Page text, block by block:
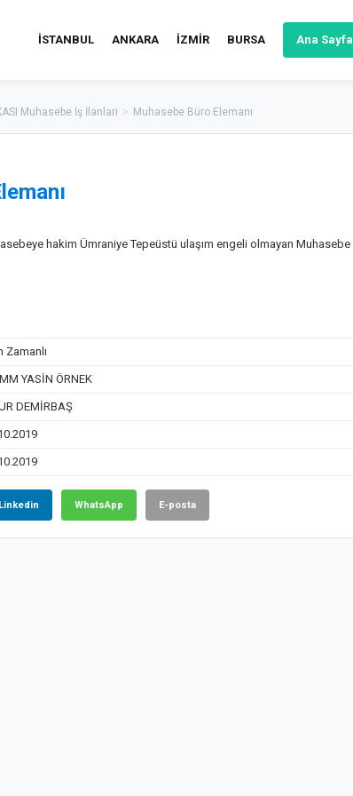
İSTANBUL ANKARA İZMİR BURSA Ana Sayfa
Muhasebe İş İlanları > Muhasebe Büro Elemanı
hakim Ümraniye Tepeüstü ulaşım engeli olmayan Muhasebe
Zamanlı
YASİN ÖRNEK
DEMİRBAŞ
Linkedin WhatsApp E-posta